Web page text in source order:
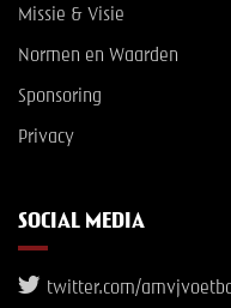
Missie & Visie
Normen en Waarden
Sponsoring
Privacy
SOCIAL MEDIA
twitter.com/